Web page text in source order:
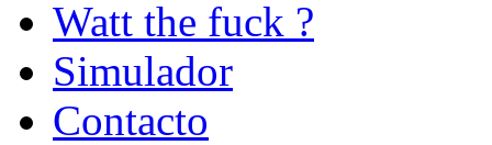
Watt the fuck ?
Simulador
Contacto